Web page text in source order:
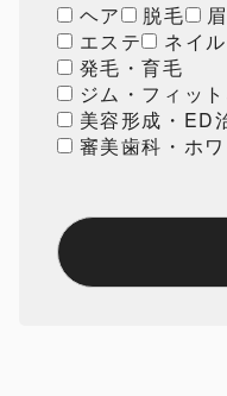
ヘア 脱毛
エステ
ネイ
発毛・育毛
ジム・フィッ
美容形成・ED
審美歯科・ホ